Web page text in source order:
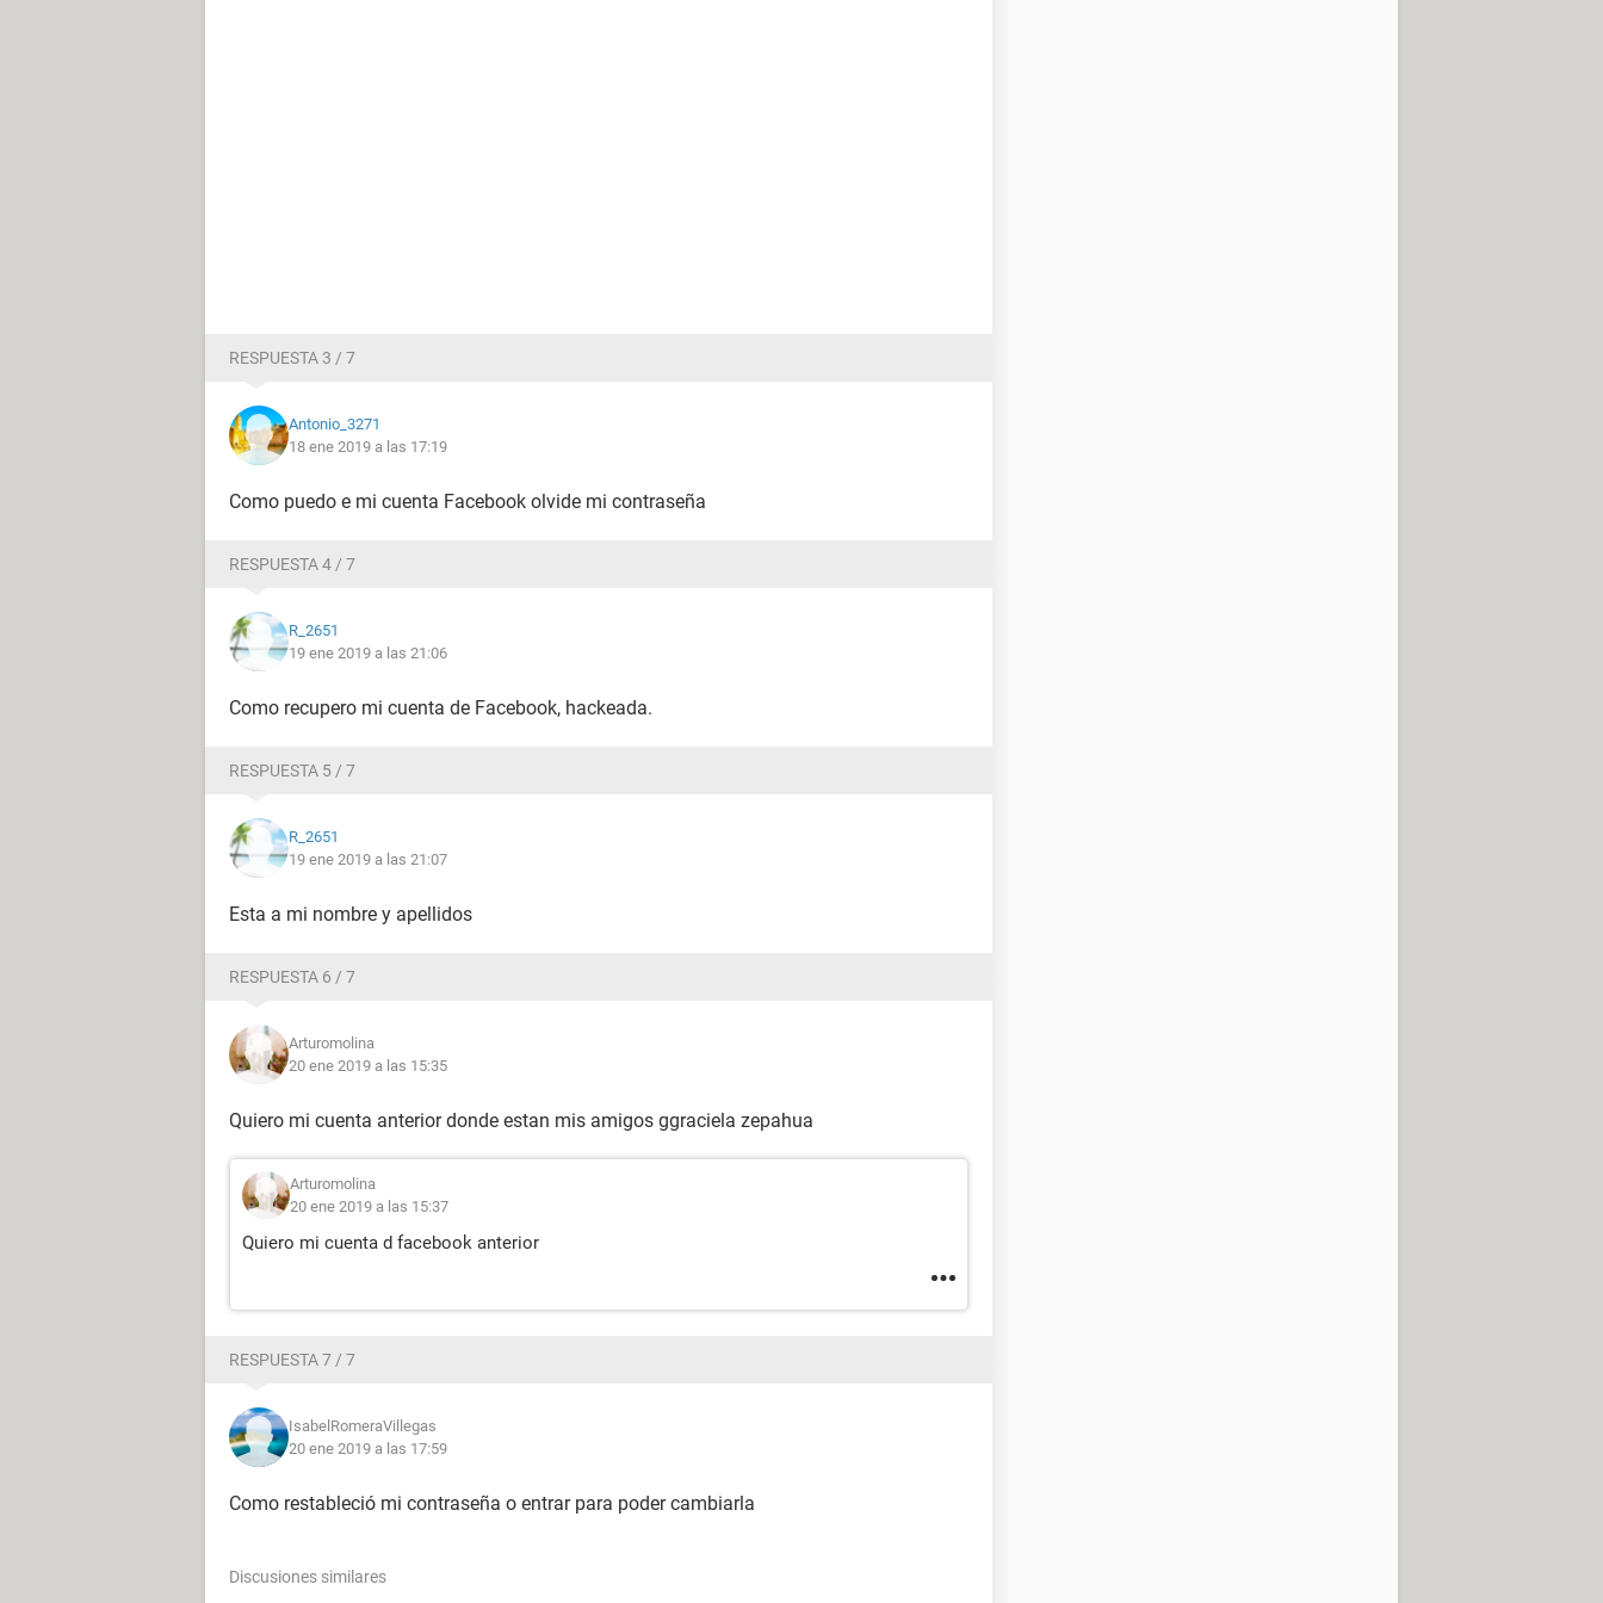
RESPUESTA 3 / 7
Antonio_3271
18 ene 2019 a las 17:19
Como puedo e mi cuenta Facebook olvide mi contraseña
RESPUESTA 4 / 7
R_2651
19 ene 2019 a las 21:06
Como recupero mi cuenta de Facebook, hackeada.
RESPUESTA 5 / 7
R_2651
19 ene 2019 a las 21:07
Esta a mi nombre y apellidos
RESPUESTA 6 / 7
Arturomolina
20 ene 2019 a las 15:35
Quiero mi cuenta anterior donde estan mis amigos ggraciela zepahua
Arturomolina
20 ene 2019 a las 15:37
Quiero mi cuenta d facebook anterior
RESPUESTA 7 / 7
IsabelRomeraVillegas
20 ene 2019 a las 17:59
Como restableció mi contraseña o entrar para poder cambiarla
Discusiones similares